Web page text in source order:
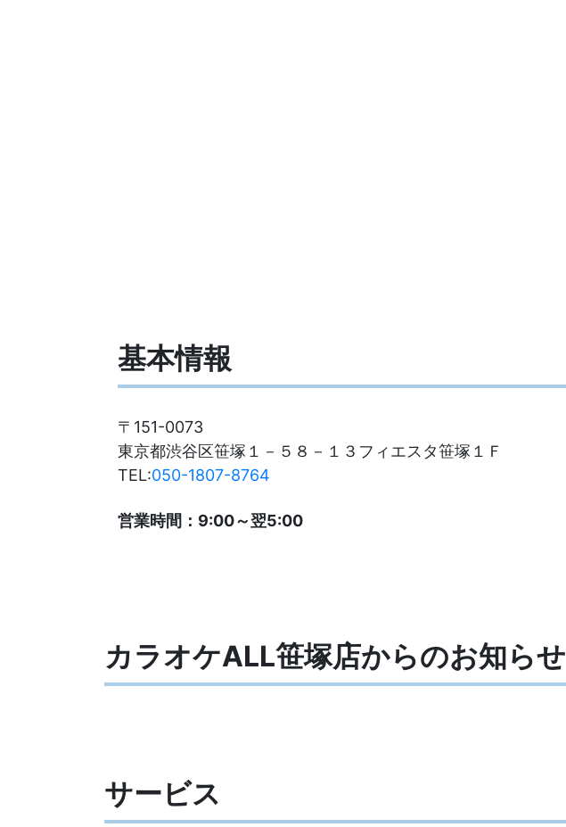
基本情報
〒151-0073
東京都渋谷区笹塚１－５８－１３フィエスタ笹塚１Ｆ
TEL:050-1807-8764
営業時間：9:00～翌5:00
カラオケALL笹塚店からのお知らせ
サービス